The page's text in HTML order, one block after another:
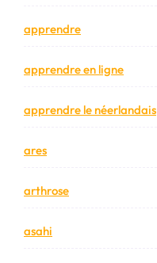
apprendre
apprendre en ligne
apprendre le néerlandais
ares
arthrose
asahi